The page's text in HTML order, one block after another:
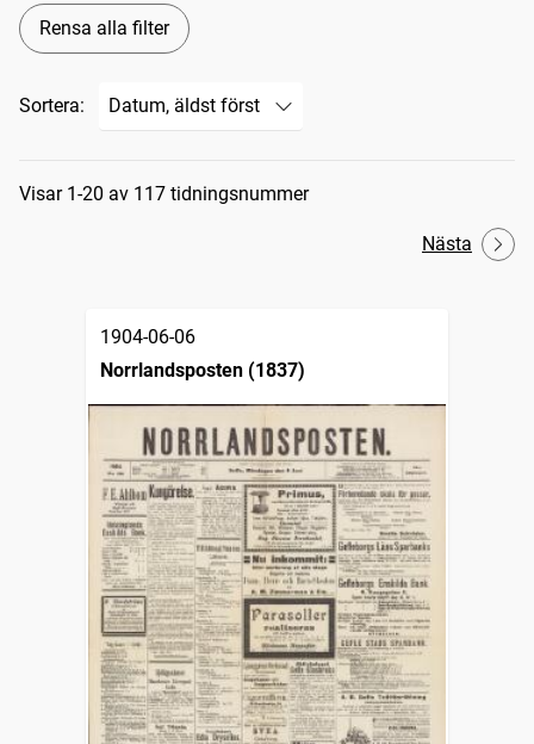
Rensa alla filter
Sortera:
Sökresultat
Visar 1-20 av 117 tidningsnummer
Nästa
1904-06-06
Norrlandsposten (1837)